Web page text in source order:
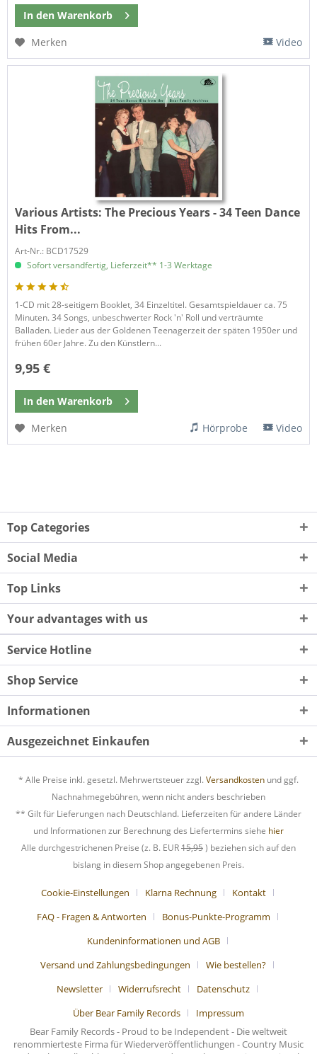
In den Warenkorb
Merken
Video
Various Artists:The Precious Years - 34 Teen Dance
Hits From...
Art-Nr.: BCD17529
Sofort versandfertig, Lieferzeit** 1-3 Werktage
1-CD mit 28-seitigem Booklet, 34 Einzeltitel. Gesamtspieldauer ca. 75
Minuten. 34 Songs, unbeschwerter Rock 'n' Roll und verträumte
Balladen. Lieder aus der Goldenen Teenagerzeit der späten 1950er und
frühen 60er Jahre. Zu den Künstlern...
9,95 €
In den Warenkorb
Merken
Hörprobe Video
Top Categories
Social Media
Top Links
Your advantages with us
Service Hotline
Shop Service
Informationen
Ausgezeichnet Einkaufen
* Alle Preise inkl. gesetzl. Mehrwertsteuer zzgl. Versandkosten und ggf.
Nachnahmegebühren, wenn nicht anders beschrieben
** Gilt für Lieferungen nach Deutschland. Lieferzeiten für andere Länder
und Informationen zur Berechnung des Liefertermins siehe hier
Alle durchgestrichenen Preise (z. B. EUR15,95) beziehen sich auf den
bislang in diesem Shop angegebenen Preis.
Cookie-Einstellungen Klarna Rechnung
Kontakt
FAQ - Fragen & Antworten
Bonus-Punkte-Programm
Kundeninformationen und AGB
Versand und Zahlungsbedingungen
Wie bestellen?
Newsletter
Widerrufsrecht
Datenschutz
Über Bear Family Records
Impressum
Bear Family Records - Proud to be Independent - Die weltweit
renommierteste Firma für Wiederveröffentlichungen - Country Music